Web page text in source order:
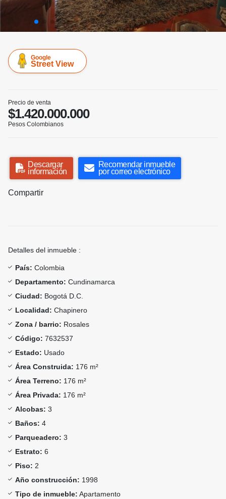
Google
Street View
Precio de venta
$1.420.000.000
Pesos Colombianos
Descargar
información
Recomendar inmueble
por correo electrónico
Compartir
Detalles del inmueble :
País: Colombia
Departamento: Cundinamarca
Ciudad: Bogotá D.C.
Localidad: Chapinero
Zona / barrio: Rosales
Código: 7632537
Estado: Usado
Área Construida: 176 m²
Área Terreno: 176 m²
Área Privada: 176 m²
Alcobas: 3
Baños: 4
Parqueadero: 3
Estrato: 6
Piso: 2
Año construcción: 1998
Tipo de inmueble: Apartamento